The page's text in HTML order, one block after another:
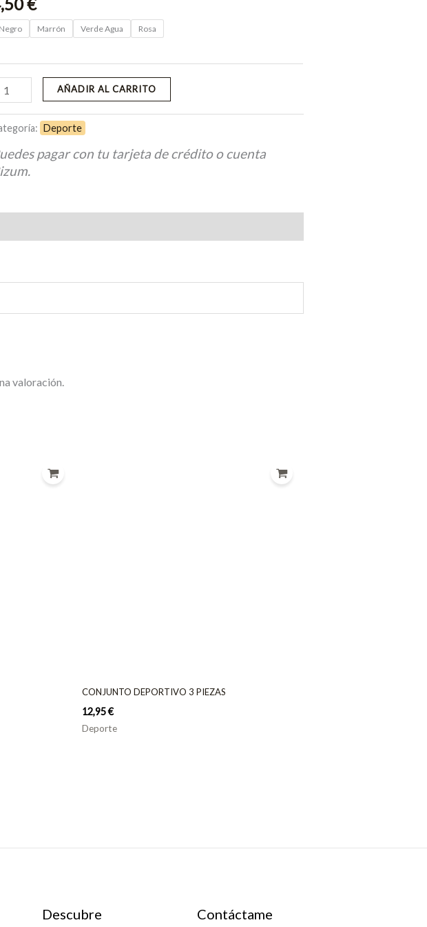
€
Negro Marrón Verde Agua Rosa
AÑADIR AL CARRITO
Deporte
pagar con tu tarjeta de crédito o cuenta
valoración.
CONJUNTO DEPORTIVO 3 PIEZAS
12,95€
Deporte
Descubre Contáctame